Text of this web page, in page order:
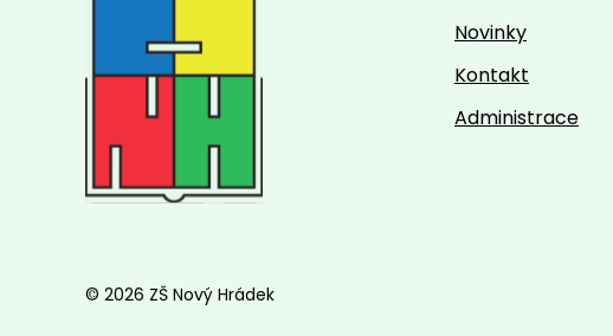
Novinky
Kontakt
Administrace
© 2026 ZŠ Nový Hrádek